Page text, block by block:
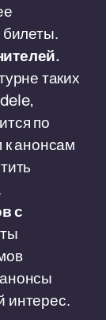
билеты.
таких
по
анонсам
с
интерес.